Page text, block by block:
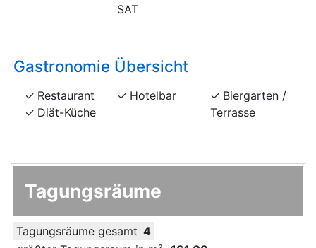
SAT
Gastronomie Übersicht
Restaurant
Diät-Küche
Hotelbar
Biergarten /
Terrasse
Tagungsräume
Tagungsräume gesamt 4